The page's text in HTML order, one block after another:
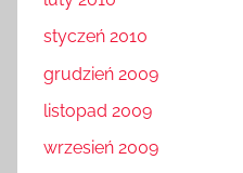
styczeń 2010
grudzień 2009
listopad 2009
wrzesień 2009